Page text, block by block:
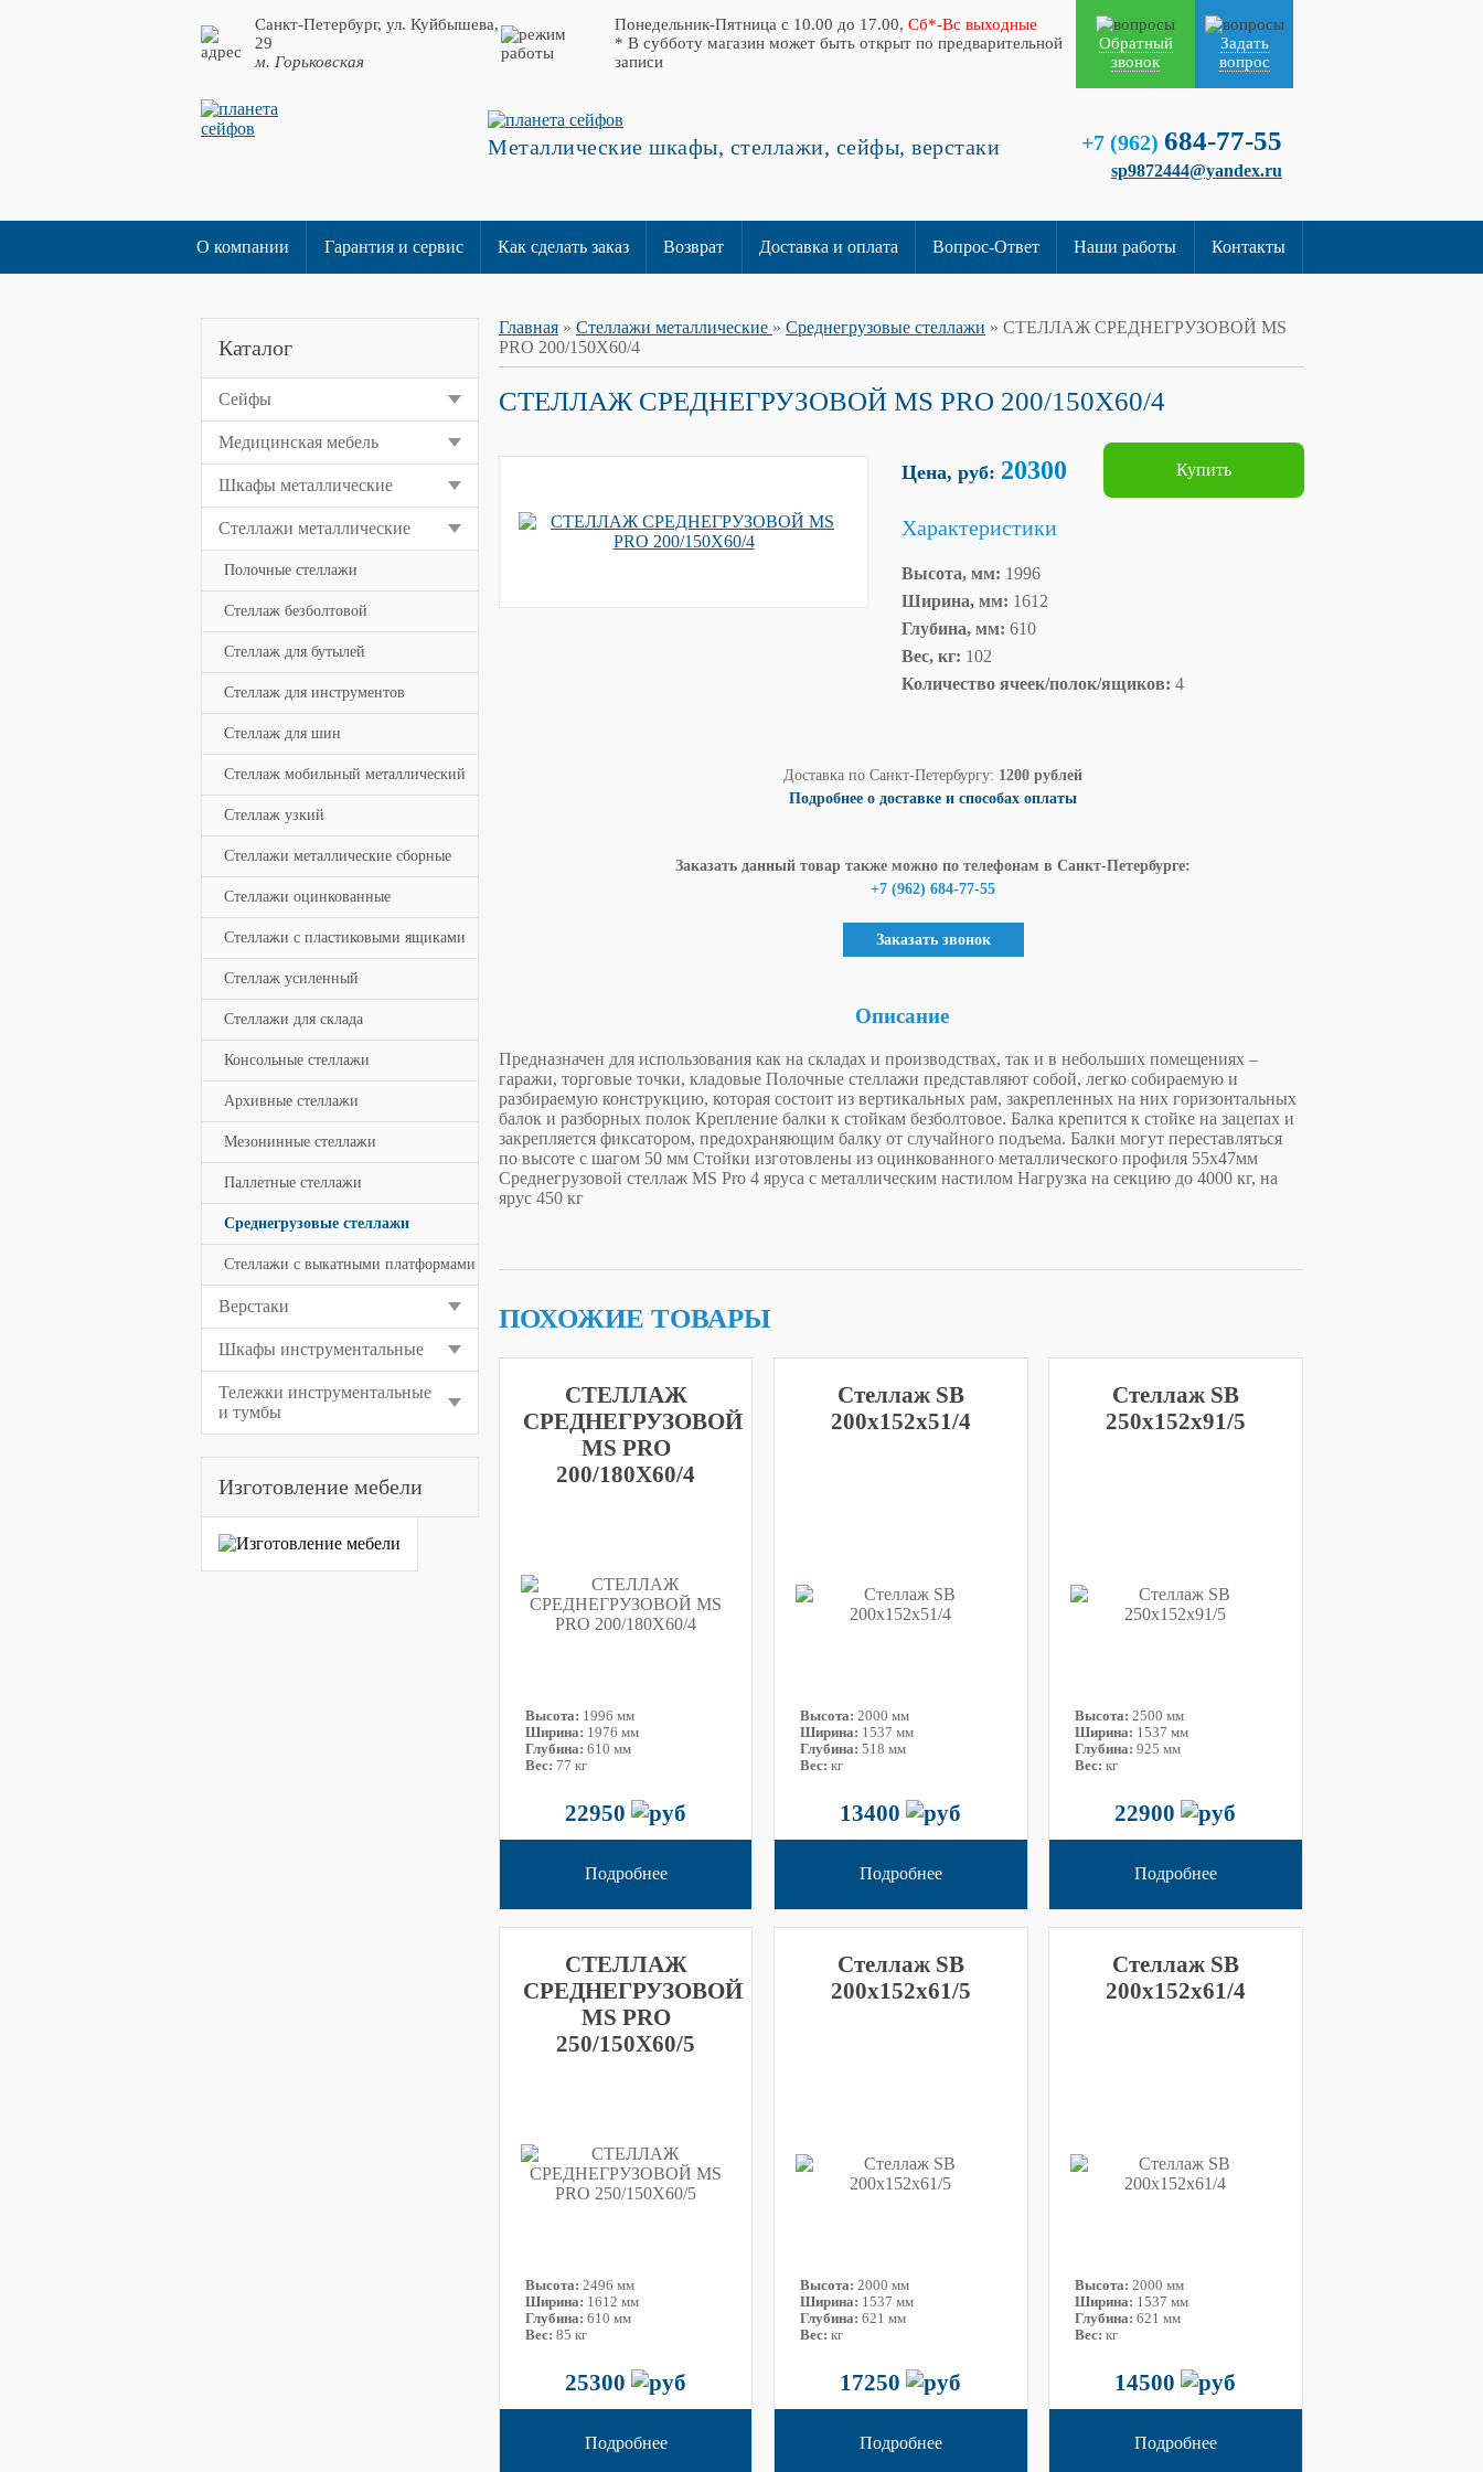
Санкт-Петербург, ул. Куйбышева,
29
м. Горьковская
Понедельник-Пятница с 10.00 до 17.00, Сб*-Вс выходные
* В субботу магазин может быть открыт по предварительной
записи
Обратный
звонок
Задать
вопрос
Металлические шкафы, стеллажи, сейфы, верстаки +7 (962) 684-77-55
sp9872444@yandex.ru
О компании Гарантия и сервис Как сделать заказ Возврат Доставка и оплата Вопрос-Ответ Наши работы Контакты
Каталог
Сейфы
Медицинская мебель
Шкафы металлические
Стеллажи металлические
Полочные стеллажи
Стеллаж безболтовой
Стеллаж для бутылей
Стеллаж для инструментов
Стеллаж для шин
Стеллаж мобильный металлический
Стеллаж узкий
Стеллажи металлические сборные
Стеллажи оцинкованные
Стеллажи с пластиковыми ящиками
Стеллаж усиленный
Стеллажи для склада
Консольные стеллажи
Архивные стеллажи
Мезонинные стеллажи
Паллетные стеллажи
Среднегрузовые стеллажи
Стеллажи с выкатными платформами
Верстаки
Шкафы инструментальные
Тележки инструментальные
и тумбы
Изготовление мебели
Главная » Стеллажи металлические » Среднегрузовые стеллажи » СТЕЛЛАЖ СРЕДНЕГРУЗОВОЙ MS
PRO 200/150X60/4
СТЕЛЛАЖ СРЕДНЕГРУЗОВОЙ MS PRO 200/150X60/4
Цена, руб: 20300 Купить
Характеристики
Высота, мм: 1996
Ширина, мм: 1612
Глубина, мм: 610
Вес, кг: 102
Количество ячеек/полок/ящиков: 4
Доставка по Санкт-Петербургу: 1200 рублей
Подробнее о доставке и способах оплаты
Заказать данный товар также можно по телефонам в Санкт-Петербурге:
+7 (962) 684-77-55
Заказать звонок
Описание
Предназначен для использования как на складах и производствах, так и в небольших помещениях –
гаражи, торговые точки, кладовые Полочные стеллажи представляют собой, легко собираемую и
разбираемую конструкцию, которая состоит из вертикальных рам, закрепленных на них горизонтальных
балок и разборных полок Крепление балки к стойкам безболтовое. Балка крепится к стойке на зацепах и
закрепляется фиксатором, предохраняющим балку от случайного подъема. Балки могут переставляться
по высоте с шагом 50 мм Стойки изготовлены из оцинкованного металлического профиля 55х47мм
Среднегрузовой стеллаж MS Pro 4 ярусa с металлическим настилом Нагрузка на секцию до 4000 кг, на
ярус 450 кг
ПОХОЖИЕ ТОВАРЫ
СТЕЛЛАЖ
СРЕДНЕГРУЗОВОЙ
MS PRO
200/180X60/4
Высота: 1996 мм
Ширина: 1976 мм
Глубина: 610 мм
Вес: 77 кг
22950
Подробнее
Стеллаж SB
200x152x51/4
Высота: 2000 мм
Ширина: 1537 мм
Глубина: 518 мм
Вес: кг
13400
Подробнее
Стеллаж SB
250x152x91/5
Высота: 2500 мм
Ширина: 1537 мм
Глубина: 925 мм
Вес: кг
22900
Подробнее
СТЕЛЛАЖ
СРЕДНЕГРУЗОВОЙ
MS PRO
250/150X60/5
Высота: 2496 мм
Ширина: 1612 мм
Глубина: 610 мм
Вес: 85 кг
25300
Подробнее
Стеллаж SB
200x152x61/5
Высота: 2000 мм
Ширина: 1537 мм
Глубина: 621 мм
Вес: кг
17250
Подробнее
Стеллаж SB
200x152x61/4
Высота: 2000 мм
Ширина: 1537 мм
Глубина: 621 мм
Вес: кг
14500
Подробнее